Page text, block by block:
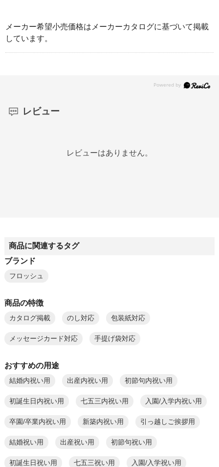
メーカー希望小売価格はメーカーカタログに基づいて掲載
しています。
レビュー
レビューはありません。
商品に関連するタグ
ブランド
フロッシュ
商品の特徴
カタログ掲載 のし対応 包装紙対応
メッセージカード対応 手提げ袋対応
おすすめの用途
結婚内祝い用 出産内祝い用 初節句内祝い用
初誕生日内祝い用 七五三内祝い用 入園/入学内祝い用
卒園/卒業内祝い用 新築内祝い用 引っ越しご挨拶用
結婚祝い用 出産祝い用 初節句祝い用
初誕生日祝い用 七五三祝い用 入園/入学祝い用